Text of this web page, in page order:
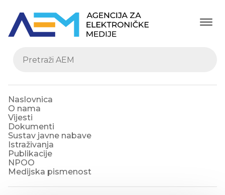
Naslovnica
O nama
Vijesti
Dokumenti
Sustav javne nabave
Istraživanja
Publikacije
NPOO
Medijska pismenost